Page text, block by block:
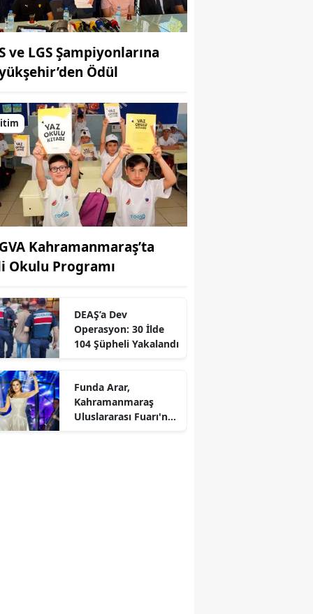
ve LGS Şampiyonlarına
Ödül
Kahramanmaraş’ta
Okulu Programı
DEAŞ’a Dev
Operasyon: 30 İlde
104 Şüpheli Yakalandı
Funda Arar,
Kahramanmaraş
Uluslararası Fuarı'nda